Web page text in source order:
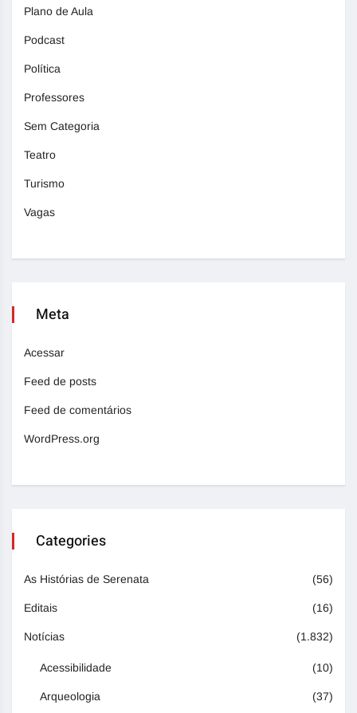
Plano de Aula
Podcast
Política
Professores
Sem Categoria
Teatro
Turismo
Vagas
Meta
Acessar
Feed de posts
Feed de comentários
WordPress.org
Categories
As Histórias de Serenata (56)
Editais (16)
Notícias (1.832)
Acessibilidade (10)
Arqueologia (37)